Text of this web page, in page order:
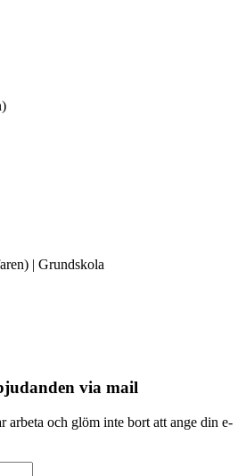
| Grundskola
via mail
arbeta och glöm inte bort att ange din e-